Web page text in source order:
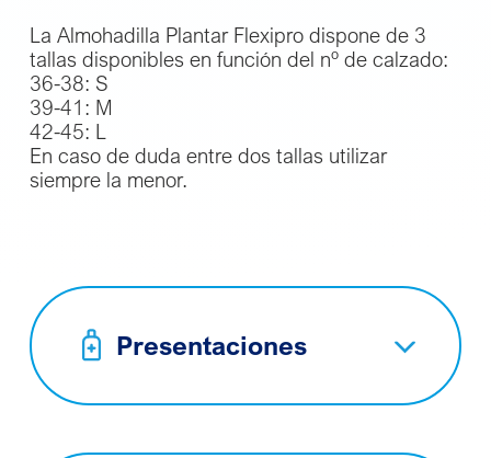
La Almohadilla Plantar Flexipro dispone de 3
tallas disponibles en función del nº de calzado:
36-38: S
39-41: M
42-45: L
En caso de duda entre dos tallas utilizar
siempre la menor.
Presentaciones